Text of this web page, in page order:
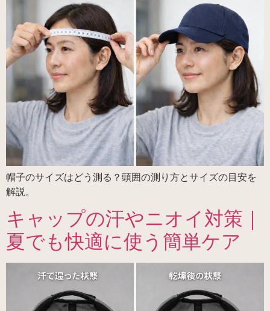
帽子のサイズはどう測る？頭囲の測り方とサイズの目安を
解説。
キャップの汗やニオイ対策｜
夏でも快適に使う簡単ケア